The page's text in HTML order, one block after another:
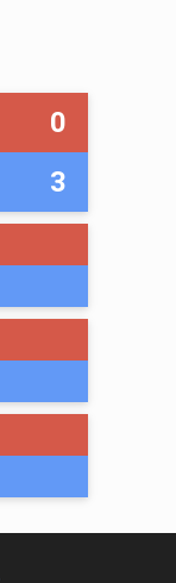
0
3